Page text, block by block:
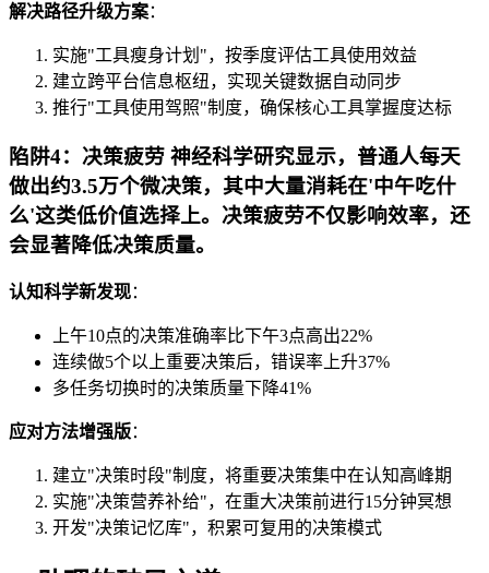
解决路径升级方案：
实施"工具瘦身计划"，按季度评估工具使用效益
建立跨平台信息枢纽，实现关键数据自动同步
推行"工具使用驾照"制度，确保核心工具掌握度达标
陷阱4：决策疲劳 神经科学研究显示，普通人每天
做出约3.5万个微决策，其中大量消耗在'中午吃什
么'这类低价值选择上。决策疲劳不仅影响效率，还
会显著降低决策质量。
认知科学新发现：
上午10点的决策准确率比下午3点高出22%
连续做5个以上重要决策后，错误率上升37%
多任务切换时的决策质量下降41%
应对方法增强版：
建立"决策时段"制度，将重要决策集中在认知高峰期
实施"决策营养补给"，在重大决策前进行15分钟冥想
开发"决策记忆库"，积累可复用的决策模式